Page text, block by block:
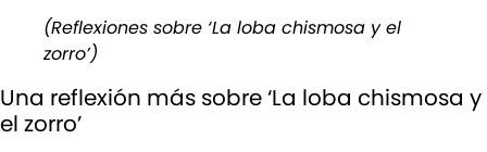
(Reflexiones sobre ‘La loba chismosa y el
zorro’)
Una reflexión más sobre ‘La loba chismosa y
el zorro’